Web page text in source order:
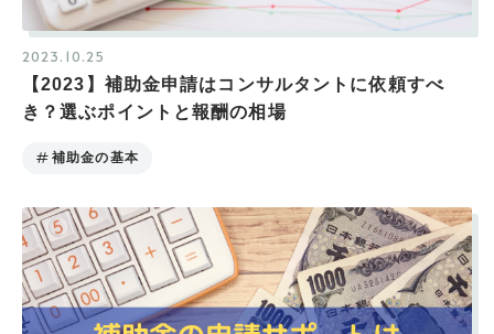
2023.10.25
【2023】補助金申請はコンサルタントに依頼すべ
き？選ぶポイントと報酬の相場
補助金の基本